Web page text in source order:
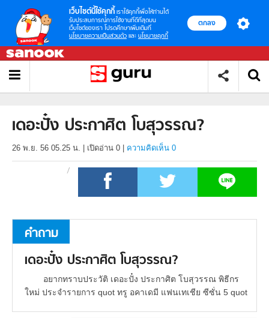
เว็บไซต์นี้ใช้คุกกี้ เราใช้คุกกี้เพื่อให้ท่านได้
รับประสบการณ์การใช้งานที่ดีที่สุดบน
เว็บไซต์ของเรา โปรดศึกษาเพิ่มเติมที่
นโยบายความเป็นส่วนตัว และ นโยบายคุกกี้
ตกลง
เดอะปั๋ง ประกาศิต โบสุวรรณ?
26 พ.ย. 56 05.25 น. เปิดอ่าน 0 ความคิดเห็น 0
คำถาม
เดอะปั๋ง ประกาศิต โบสุวรรณ?
อยากทราบประวัติ เดอะปั๋ง ประกาศิต โบสุวรรณ พิธีกร
ใหม่ ประจำรายการ quot ทรู อคาเดมี แฟนเทเชีย ซีซั่น 5 quot